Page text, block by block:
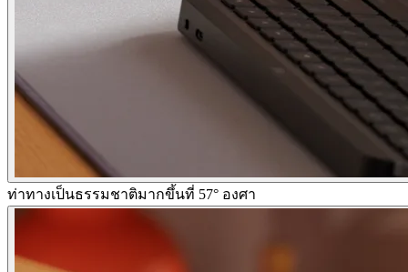
ท่าทางเป็นธรรมชาติมากขึ้นที่ 57° องศา